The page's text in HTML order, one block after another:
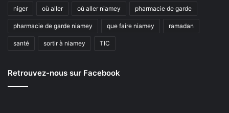
niger où aller où aller niamey pharmacie de garde
pharmacie de garde niamey que faire niamey ramadan
santé sortir à niamey TIC
Retrouvez-nous sur Facebook